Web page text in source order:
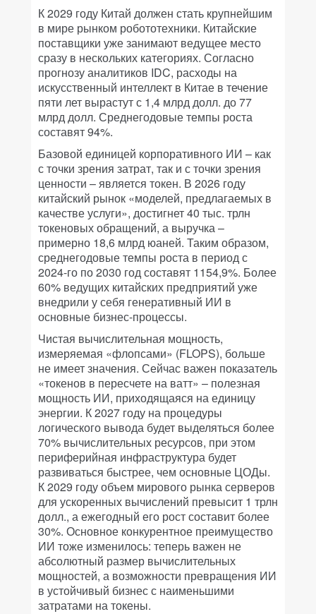
К 2029 году Китай должен стать крупнейшим
в мире рынком робототехники. Китайские
поставщики уже занимают ведущее место
сразу в нескольких категориях. Согласно
прогнозу аналитиков IDC, расходы на
искусственный интеллект в Китае в течение
пяти лет вырастут с 1,4 млрд долл. до 77
млрд долл. Среднегодовые темпы роста
составят 94%.
Базовой единицей корпоративного ИИ – как
с точки зрения затрат, так и с точки зрения
ценности – является токен. В 2026 году
китайский рынок «моделей, предлагаемых в
качестве услуги», достигнет 40 тыс. трлн
токеновых обращений, а выручка –
примерно 18,6 млрд юаней. Таким образом,
среднегодовые темпы роста в период с
2024-го по 2030 год составят 1154,9%. Более
60% ведущих китайских предприятий уже
внедрили у себя генеративный ИИ в
основные бизнес-процессы.
Чистая вычислительная мощность,
измеряемая «флопсами» (FLOPS), больше
не имеет значения. Сейчас важен показатель
«токенов в пересчете на ватт» – полезная
мощность ИИ, приходящаяся на единицу
энергии. К 2027 году на процедуры
логического вывода будет выделяться более
70% вычислительных ресурсов, при этом
периферийная инфраструктура будет
развиваться быстрее, чем основные ЦОДы.
К 2029 году объем мирового рынка серверов
для ускоренных вычислений превысит 1 трлн
долл., а ежегодный его рост составит более
30%. Основное конкурентное преимущество
ИИ тоже изменилось: теперь важен не
абсолютный размер вычислительных
мощностей, а возможности превращения ИИ
в устойчивый бизнес с наименьшими
затратами на токены.